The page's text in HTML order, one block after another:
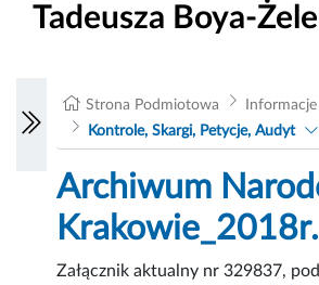
Tadeusza Boya-
Strona Podmiotowa
Kontrole, Skargi, Petycje, Audyt
Archiwum
Załącznik aktualny nr 329837,